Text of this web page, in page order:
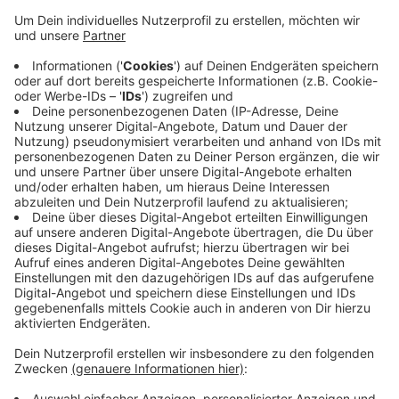
Anzeige
Außerdem erwartet die Teilnehmer neben kostenlosen
Snacks und Getränken auch ein Chill-Out-Bereich und
Musik. Ab 14 Uhr geht es an der Südterrasse mit einem
gemeinsamen Aufwärmen los. Sportkleidung und
Sportmatte müssen mitgebracht werden. Toiletten,
Duschen oder Umkleidemöglichkeiten gibt es vor Ort
nicht.
Anzeige